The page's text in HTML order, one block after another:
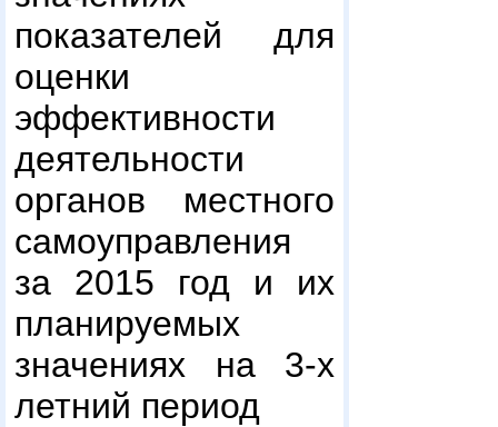
показателей для
оценки
эффективности
деятельности
органов местного
самоуправления
за 2015 год и их
планируемых
значениях на 3-х
летний период